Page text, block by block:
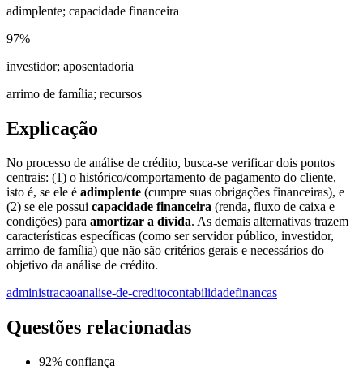
adimplente; capacidade financeira
97%
investidor; aposentadoria
arrimo de família; recursos
Explicação
No processo de análise de crédito, busca-se verificar dois pontos
centrais: (1) o histórico/comportamento de pagamento do cliente,
isto é, se ele é adimplente (cumpre suas obrigações financeiras), e
(2) se ele possui capacidade financeira (renda, fluxo de caixa e
condições) para amortizar a dívida. As demais alternativas trazem
características específicas (como ser servidor público, investidor,
arrimo de família) que não são critérios gerais e necessários do
objetivo da análise de crédito.
administracaoanalise-de-creditocontabilidadefinancas
Questões relacionadas
92% confiança